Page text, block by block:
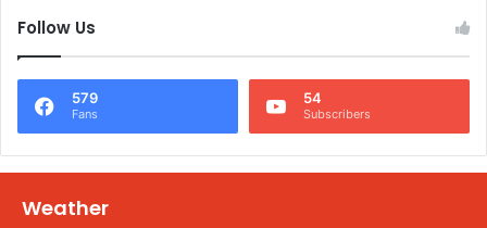
Follow Us
579
Fans
54
Subscribers
Weather